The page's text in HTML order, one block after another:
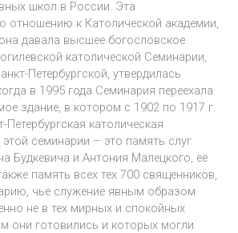
школ в России. Эта
отношению к Католической академии,
давала высшее богословское
католической Семинарии,
Петербургской, утвердилась
в 1995 года Семинария переехала
здание, в котором с 1902 по 1917 г.
католическая
семинарии – это память слуг
Будкевича и Антония Малецкого, ее
память всех тех 700 священников,
чье служение явным образом
не в тех мирных и спокойных
они готовились и которых могли